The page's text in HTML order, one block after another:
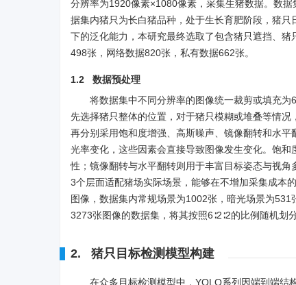
分辨率为1920像素×1080像素，采集生猪数据。数
据集内猪只为长白猪品种，处于生长育肥阶段，猪
下的泛化能力，本研究最终选取了包含猪只遮挡、
498张，网络数据820张，私有数据662张。
1.2 数据预处理
将数据集中不同分辨率的图像统一裁剪或填充
先选择猪只整体的位置，对于猪只模糊或堆叠等情
再分别采用饱和度增强、高斯噪声、镜像翻转和水
光率变化，这些因素会直接导致图像发生变化。饱
性；镜像翻转与水平翻转则用于丰富目标姿态与视
3个层面适配猪场实际场景，能够在不增加采集成本
图像，数据集内常规场景为1002张，暗光场景为531
3273张图像的数据集，将其按照6∶2∶2的比例随机划
2. 猪只目标检测模型构建
在众多目标检测模型中，YOLO系列因端到端结